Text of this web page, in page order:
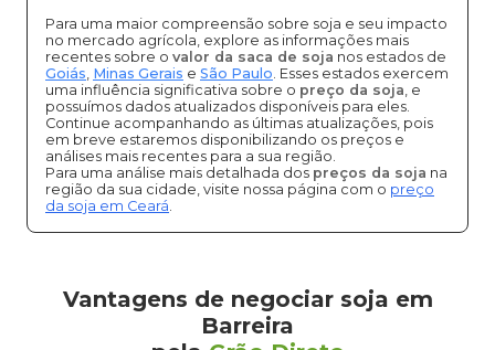
Para uma maior compreensão sobre soja e seu impacto
no mercado agrícola, explore as informações mais
recentes sobre o valor da saca de soja nos estados de
Goiás, Minas Gerais e São Paulo. Esses estados exercem
uma influência significativa sobre o preço da soja, e
possuímos dados atualizados disponíveis para eles.
Continue acompanhando as últimas atualizações, pois
em breve estaremos disponibilizando os preços e
análises mais recentes para a sua região.
Para uma análise mais detalhada dos preços da soja na
região da sua cidade, visite nossa página com o preço
da soja em Ceará.
Vantagens de negociar soja em
Barreira